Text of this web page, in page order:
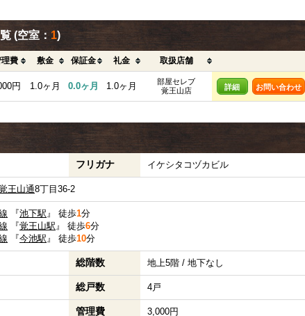
(空室： 1)
費 敷金 保証金 礼金 取扱店舗
円 1.0ヶ月 0.0ヶ月 1.0ヶ月
部屋セレブ
覚王山店
詳細 お問い合わせ
フリガナ イケシタコヅカビル
王山通8丁目36-2
『池下駅』 徒歩1分
『覚王山駅』 徒歩6分
『今池駅』 徒歩10分
総階数 地上5階 / 地下なし
総戸数 4戸
管理費 3,000円